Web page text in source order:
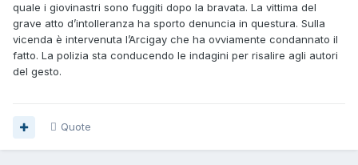
quale i giovinastri sono fuggiti dopo la bravata. La vittima del
grave atto d’intolleranza ha sporto denuncia in questura. Sulla
vicenda è intervenuta l’Arcigay che ha ovviamente condannato il
fatto. La polizia sta conducendo le indagini per risalire agli autori
del gesto.
Quote